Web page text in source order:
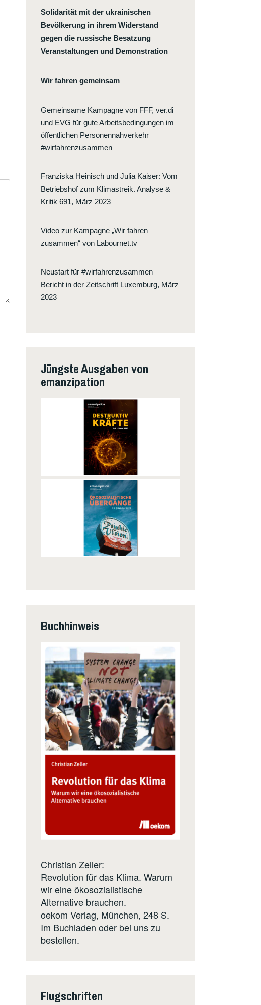
Solidarität mit der ukrainischen
Bevölkerung in ihrem Widerstand
gegen die russische Besatzung
Veranstaltungen und Demonstration
Wir fahren gemeinsam
Gemeinsame Kampagne von FFF, ver.di
und EVG für gute Arbeitsbedingungen im
öffentlichen Personennahverkehr
#wirfahrenzusammen
Franziska Heinisch und Julia Kaiser: Vom
Betriebshof zum Klimastreik. Analyse &
Kritik 691, März 2023
Video zur Kampagne „Wir fahren
zusammen“ von Labournet.tv
Neustart für #wirfahrenzusammen
Bericht in der Zeitschrift Luxemburg, März
2023
Jüngste Ausgaben von
emanzipation
Buchhinweis
Christian Zeller:
Revolution für das Klima. Warum
wir eine ökosozialistische
Alternative brauchen.
oekom Verlag, München, 248 S.
Im Buchladen oder bei uns zu
bestellen.
Flugschriften